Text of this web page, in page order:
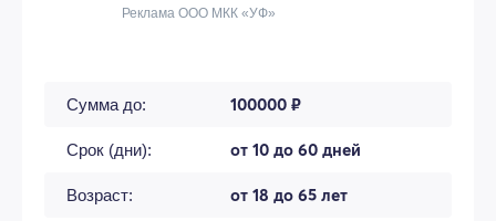
Реклама ООО МКК «УФ»
Сумма до: 100000 ₽
Срок (дни): от 10 до 60 дней
Возраст: от 18 до 65 лет